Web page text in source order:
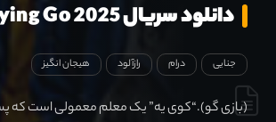
دانلود سریال Playing Go 2025
جنایی درام رازآلود هیجان انگیز
(بازی گو).“کوی یه” یک معلم معمولی است که